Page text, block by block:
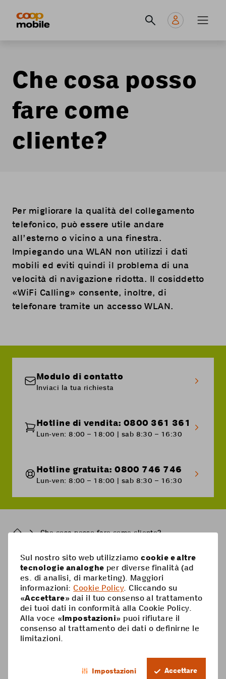
principale
Che cosa posso
fare come
cliente?
Per migliorare la qualità del collegamento
telefonico, può essere utile andare
all’esterno o vicino a una finestra.
Impiegando una WLAN non utilizzi i dati
mobili ed eviti quindi il problema di una
velocità di navigazione ridotta. Il cosiddetto
«WiFi Calling» consente, inoltre, di
telefonare tramite un accesso WLAN.
Modulo di contatto
Inviaci la tua richiesta
Hotline di vendita: 0800 361 361
Lun-ven: 8:00 – 18:00 | sab 8:30 – 16:30
Hotline gratuita: 0800 746 746
Lun-ven: 8:00 – 18:00 | sab 8:30 – 16:30
BreadcrumbChe cosa posso fare come cliente?
Pied
de
page
Mobile
Abbonamenti mobili
Scheda Prepaid
Opzioni
Aiuto
Supercard
Ricarica Prepaid
Coop Mobile
IT
Sul nostro sito web utilizziamocookie e altre
tecnologie analoghe per diverse finalità (ad
es. di analisi, di marketing). Maggiori
informazioni:Cookie Policy. Cliccando su
«Accettare» dai il tuo consenso al trattamento
dei tuoi dati in conformità alla Cookie Policy.
Alla voce «Impostazioni» puoi rifiutare il
consenso al trattamento dei dati o definirne le
limitazioni.
Impostazioni Accettare